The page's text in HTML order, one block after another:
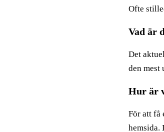
Ofte
Vad är
Det
den mest
Hur är
För att få
hemsida.